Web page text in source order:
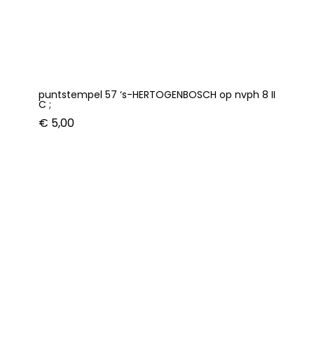
puntstempel 57 ‘s-HERTOGENBOSCH op nvph 8 II
C ;
€ 5,00